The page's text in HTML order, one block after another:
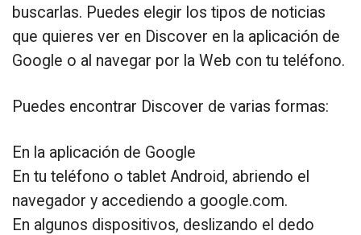
buscarlas. Puedes elegir los tipos de noticias
que quieres ver en Discover en la aplicación de
Google o al navegar por la Web con tu teléfono.
Puedes encontrar Discover de varias formas:
En la aplicación de Google
En tu teléfono o tablet Android, abriendo el
navegador y accediendo a google.com.
En algunos dispositivos, deslizando el dedo